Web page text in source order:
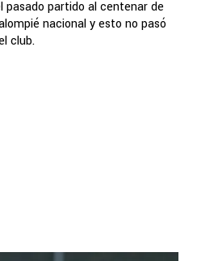
pasado partido al centenar de
nacional y esto no pasó
club.